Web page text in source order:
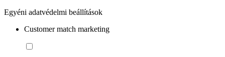
Egyéni adatvédelmi beállítások
Customer match marketing